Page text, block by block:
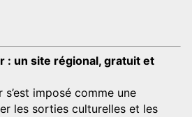
: un site régional, gratuit et
imposé comme une
les sorties culturelles et les